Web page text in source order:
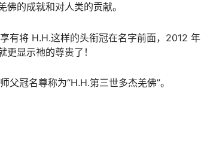
的成就和对人类的贡献。
有将 H.H.这样的头衔冠在名字前面，2012 年
显示祂的尊贵了！
冠名尊称为“H.H.第三世多杰羌佛”。